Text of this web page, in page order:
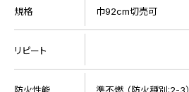
規格 巾92cm切売可
リピート
防火性能 準不燃 （防火種別:2-3）